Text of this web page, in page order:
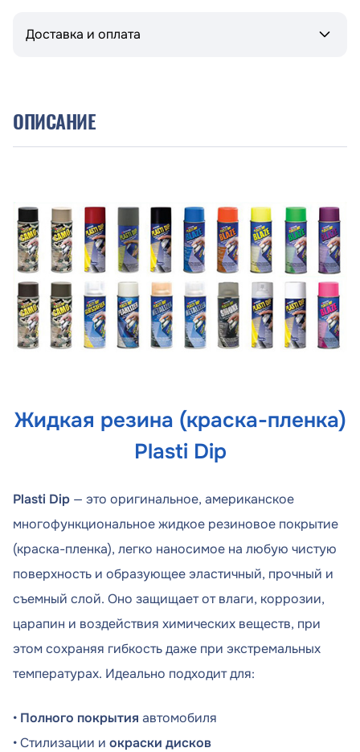
Доставка и оплата
ОПИСАНИЕ
Жидкая резина (краска-пленка)
Plasti Dip
Plasti Dip — это оригинальное, американское
многофункциональное жидкое резиновое покрытие
(краска-пленка), легко наносимое на любую чистую
поверхность и образующее эластичный, прочный и
съемный слой. Оно защищает от влаги, коррозии,
царапин и воздействия химических веществ, при
этом сохраняя гибкость даже при экстремальных
температурах. Идеально подходит для:
• Полного покрытия автомобиля
• Стилизации и окраски дисков